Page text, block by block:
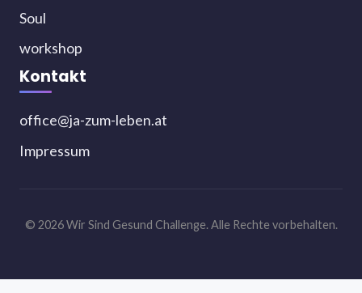
Soul
workshop
Kontakt
office@ja-zum-leben.at
Impressum
© 2026 Wir Sind Gesund Challenge. Alle Rechte vorbehalten.